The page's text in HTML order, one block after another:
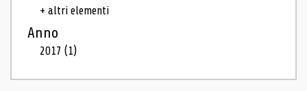
+ altri elementi
Anno
2017(1)